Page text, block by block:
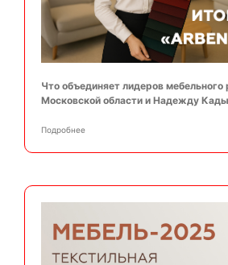
Что объединяет лидеров
Московской области и Надежду
Подробнее